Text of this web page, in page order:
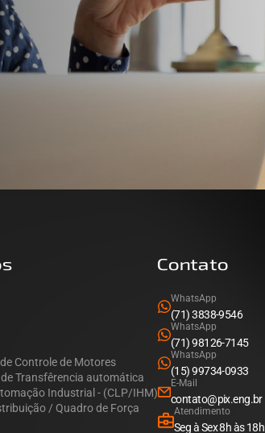
Controle de Motores
de Transfêrencia automática
Industrial - (CLP/IHM)
/ Quadro de Força
Contato
WhatsApp
(71) 3838-9546
WhatsApp
(71) 98126-7145
WhatsApp
(15) 99734-0933
E-Mail
contato@pix.eng.br
Atendimento
Seg à Sex 8h às 18h